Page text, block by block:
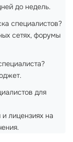
до недель.
специалистов?
сетях, форумы
для
лицензиях на